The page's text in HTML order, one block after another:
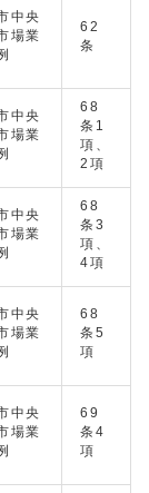
中央
場業
62
条
中央
場業
68
条1
項、
2項
中央
場業
68
条3
項、
4項
中央
場業
68
条5
項
中央
場業
69
条4
項